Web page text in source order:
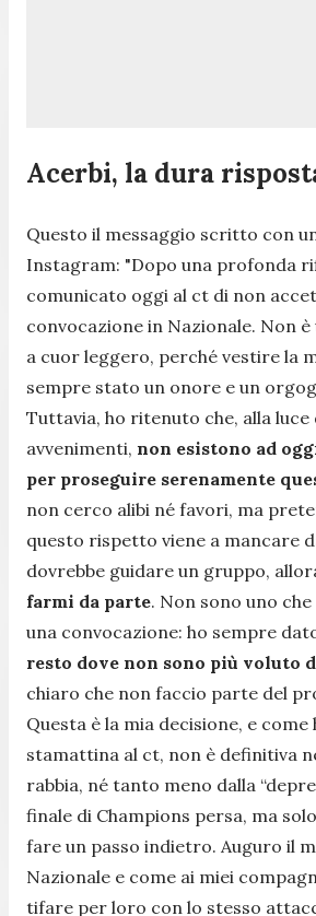
Acerbi, la dura
Questo il messaggio scritto con
Instagram: "Dopo una profonda
comunicato oggi al ct di non
convocazione in Nazionale. Non
a cuor leggero, perché vestire la
sempre stato un onore e un
Tuttavia, ho ritenuto che, alla luce
avvenimenti, non esistono ad
per proseguire serenamente
non cerco alibi né favori, ma
questo rispetto viene a mancare
dovrebbe guidare un gruppo,
farmi da parte. Non sono uno
una convocazione: ho sempre
resto dove non sono più voluto
chiaro che non faccio parte del
Questa è la mia decisione, e
stamattina al ct, non è definitiva
rabbia, né tanto meno dalla
finale di Champions persa, ma
fare un passo indietro. Auguro il
Nazionale e come ai miei
tifare per loro con lo stesso